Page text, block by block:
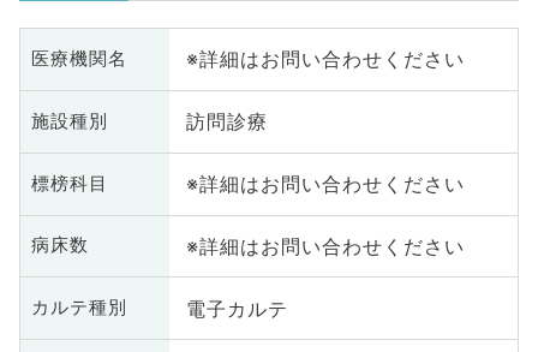
医療機関名 ※詳細はお問い合わせください
施設種別 訪問診療
標榜科目 ※詳細はお問い合わせください
病床数 ※詳細はお問い合わせください
カルテ種別 電子カルテ